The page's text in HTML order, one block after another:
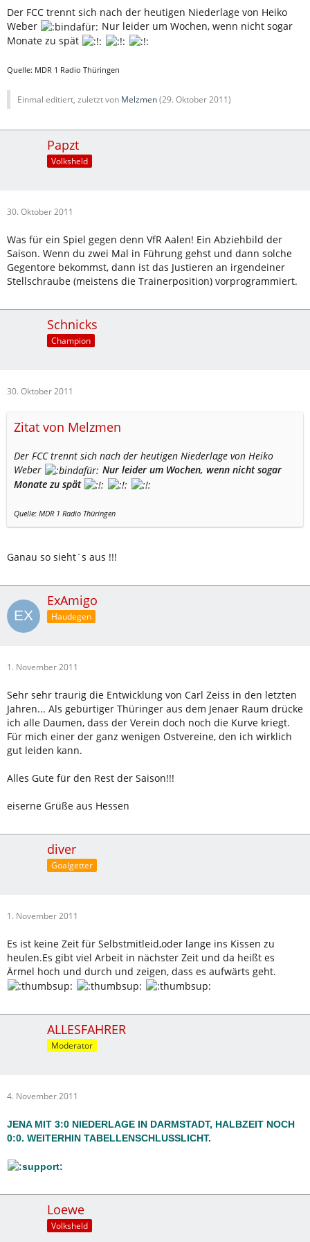
Der FCC trennt sich nach der heutigen Niederlage von Heiko
Weber
Nur leider um Wochen, wenn nicht sogar
Monate zu spät
Quelle: MDR 1 Radio Thüringen
Einmal editiert, zuletzt von Melzmen(29. Oktober 2011)
Papzt
Volksheld
30. Oktober 2011
Was für ein Spiel gegen denn VfR Aalen! Ein Abziehbild der
Saison. Wenn du zwei Mal in Führung gehst und dann solche
Gegentore bekommst, dann ist das Justieren an irgendeiner
Stellschraube (meistens die Trainerposition) vorprogrammiert.
Schnicks
Champion
30. Oktober 2011
Zitat von Melzmen
Der FCC trennt sich nach der heutigen Niederlage von Heiko
Weber
Nur leider um Wochen, wenn nicht sogar
Monate zu spät
Quelle: MDR 1 Radio Thüringen
Ganau so sieht´s aus !!!
ExAmigo
Haudegen
1. November 2011
Sehr sehr traurig die Entwicklung von Carl Zeiss in den letzten
Jahren... Als gebürtiger Thüringer aus dem Jenaer Raum drücke
ich alle Daumen, dass der Verein doch noch die Kurve kriegt.
Für mich einer der ganz wenigen Ostvereine, den ich wirklich
gut leiden kann.
Alles Gute für den Rest der Saison!!!
eiserne Grüße aus Hessen
diver
Goalgetter
1. November 2011
Es ist keine Zeit für Selbstmitleid,oder lange ins Kissen zu
heulen.Es gibt viel Arbeit in nächster Zeit und da heißt es
Ärmel hoch und durch und zeigen, dass es aufwärts geht.
ALLESFAHRER
Moderator
4. November 2011
JENA MIT 3:0 NIEDERLAGE IN DARMSTADT, HALBZEIT NOCH
0:0. WEITERHIN TABELLENSCHLUSSLICHT.
Loewe
Volksheld